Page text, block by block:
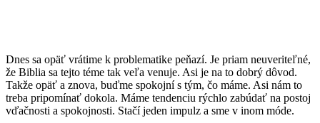
Dnes sa opäť vrátime k problematike peňazí. Je priam neuveriteľné,
že Biblia sa tejto téme tak veľa venuje. Asi je na to dobrý dôvod.
Takže opäť a znova, buďme spokojní s tým, čo máme. Asi nám to
treba pripomínať dokola. Máme tendenciu rýchlo zabúdať na postoj
vďačnosti a spokojnosti. Stačí jeden impulz a sme v inom móde.